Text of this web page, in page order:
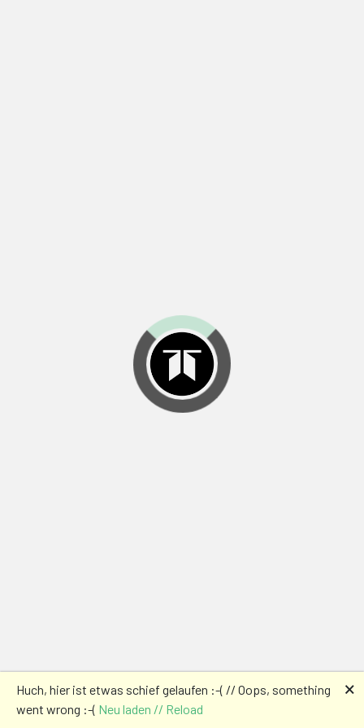
Huch, hier ist etwas schief gelaufen :-( // Oops, something
went wrong :-( Neu laden // Reload
🗙